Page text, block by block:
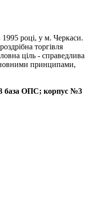
році, у м. Черкаси.
торгівля
ціль - справедлива
принципами,
база ОПС; корпус №3